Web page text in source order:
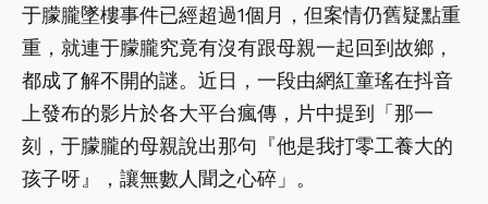
于朦朧墜樓事件已經超過1個月，但案情仍舊疑點重
重，就連于朦朧究竟有沒有跟母親一起回到故鄉，
都成了解不開的謎。近日，一段由網紅童瑤在抖音
上發布的影片於各大平台瘋傳，片中提到「那一
刻，于朦朧的母親說出那句『他是我打零工養大的
孩子呀』，讓無數人聞之心碎」。